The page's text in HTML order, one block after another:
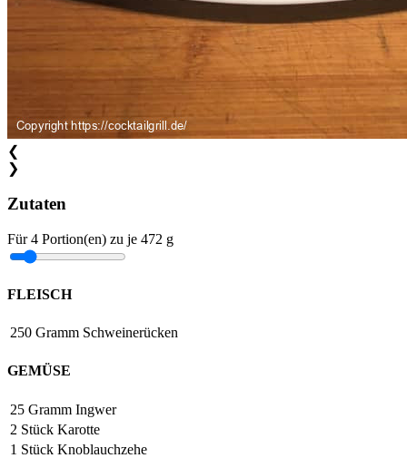
❮
❯
Zutaten
Für 4 Portion(en) zu je 472 g
FLEISCH
250 Gramm Schweinerücken
GEMÜSE
25 Gramm Ingwer
2 Stück Karotte
1 Stück Knoblauchzehe